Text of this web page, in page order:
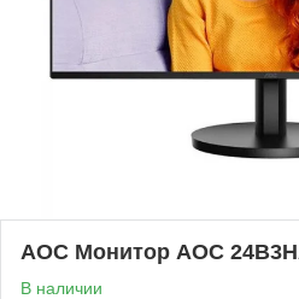
AOC Монитор AOC
В наличии